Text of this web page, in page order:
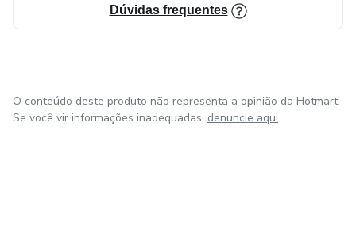
Dúvidas frequentes
O conteúdo deste produto não representa a opinião da Hotmart.
Se você vir informações inadequadas, denuncie aqui